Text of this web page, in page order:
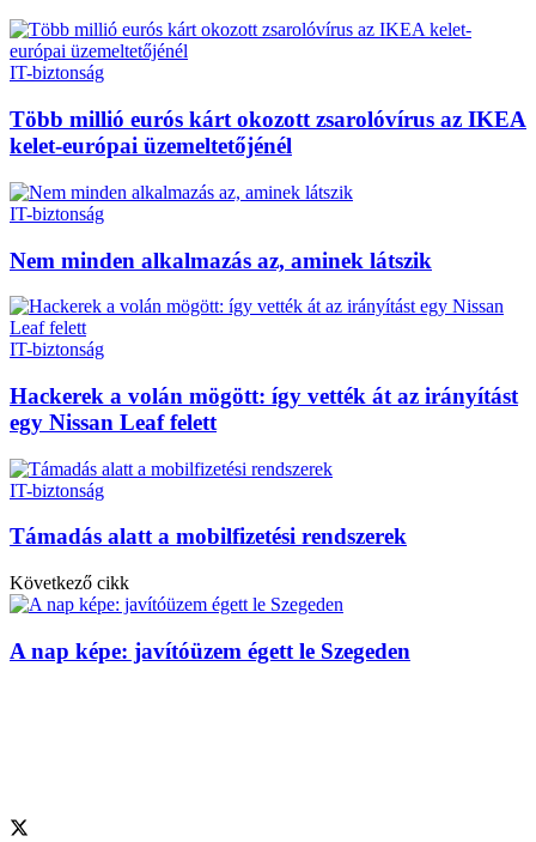
IT-biztonság
Több millió eurós kárt okozott zsarolóvírus az IKEA
kelet-európai üzemeltetőjénél
IT-biztonság
Nem minden alkalmazás az, aminek látszik
IT-biztonság
Hackerek a volán mögött: így vették át az irányítást
egy Nissan Leaf felett
IT-biztonság
Támadás alatt a mobilfizetési rendszerek
Következő cikk
A nap képe: javítóüzem égett le Szegeden